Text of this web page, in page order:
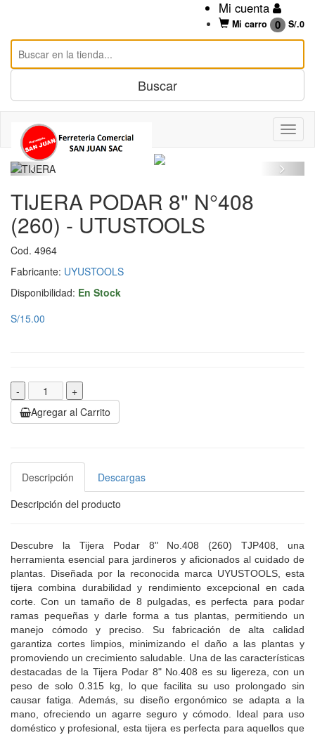
Mi cuenta
Mi carro 0 S/.0
TIJERA PODAR 8" N°408
(260) - UTUSTOOLS
Cod. 4964
Fabricante: UYUSTOOLS
Disponibilidad: En Stock
S/15.00
-
+
Agregar al Carrito
Descripción
Descargas
Descripción del producto
Descubre la Tijera Podar 8" No.408 (260) TJP408, una
herramienta esencial para jardineros y aficionados al cuidado de
plantas. Diseñada por la reconocida marca UYUSTOOLS, esta
tijera combina durabilidad y rendimiento excepcional en cada
corte. Con un tamaño de 8 pulgadas, es perfecta para podar
ramas pequeñas y darle forma a tus plantas, permitiendo un
manejo cómodo y preciso. Su fabricación de alta calidad
garantiza cortes limpios, minimizando el daño a las plantas y
promoviendo un crecimiento saludable. Una de las características
destacadas de la Tijera Podar 8" No.408 es su ligereza, con un
peso de solo 0.315 kg, lo que facilita su uso prolongado sin
causar fatiga. Además, su diseño ergonómico se adapta a la
mano, ofreciendo un agarre seguro y cómodo. Ideal para uso
doméstico y profesional, esta tijera es perfecta para aquellos que